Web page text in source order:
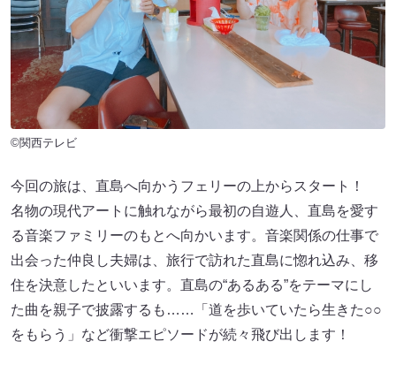
©関西テレビ
今回の旅は、直島へ向かうフェリーの上からスタート！
名物の現代アートに触れながら最初の自遊人、直島を愛す
る音楽ファミリーのもとへ向かいます。音楽関係の仕事で
出会った仲良し夫婦は、旅行で訪れた直島に惚れ込み、移
住を決意したといいます。直島の“あるある”をテーマにし
た曲を親子で披露するも……「道を歩いていたら生きた○○
をもらう」など衝撃エピソードが続々飛び出します！